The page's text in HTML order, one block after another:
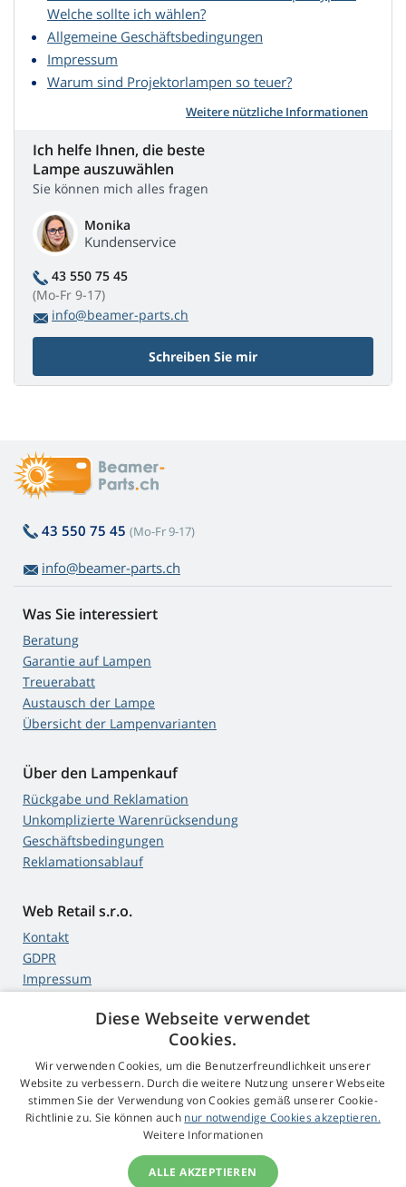
Welche sollte ich wählen?
Allgemeine Geschäftsbedingungen
Impressum
Warum sind Projektorlampen so teuer?
Weitere nützliche Informationen
Ich helfe Ihnen, die beste
Lampe auszuwählen
Sie können mich alles fragen
Monika
Kundenservice
43 550 75 45
(Mo-Fr 9-17)
info@beamer-parts.ch
Schreiben Sie mir
43 550 75 45 (Mo-Fr 9-17)
info@beamer-parts.ch
Was Sie interessiert
Beratung
Garantie auf Lampen
Treuerabatt
Austausch der Lampe
Übersicht der Lampenvarianten
Über den Lampenkauf
Rückgabe und Reklamation
Unkomplizierte Warenrücksendung
Geschäftsbedingungen
Reklamationsablauf
Web Retail s.r.o.
Kontakt
GDPR
Impressum
4,9Sterne
545 Bewertungen Google
© 2009 - 2026 Beamer-Parts.ch
Diese Webseite verwendet
Cookies.
Wir verwenden Cookies, um die Benutzerfreundlichkeit unserer
Website zu verbessern. Durch die weitere Nutzung unserer Webseite
stimmen Sie der Verwendung von Cookies gemäß unserer Cookie-
Richtlinie zu. Sie können auch nur notwendige Cookies akzeptieren.
Weitere Informationen
ALLE AKZEPTIEREN